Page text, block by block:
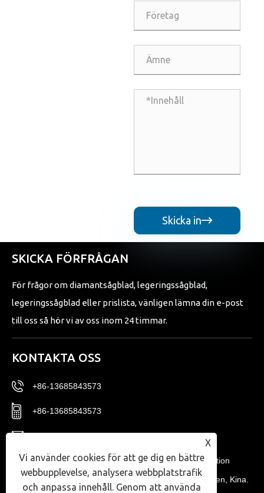
Skicka in
SKICKA FÖRFRÅGAN
För frågor om diamantsågblad, legeringssågblad,
legeringssågblad eller prislista, vänligen lämna din e-post
till oss så hör vi av oss inom 24 timmar.
KONTAKTA OSS
+86-13685843573
+86-13685843573
Sales02@nbtg-tools.com
Nr 20, East District, Ningbo New Materials Innovation
Center, Ningbo High-tech Zone, Zhejiang-provinsen, Kina.
X
Vi använder cookies för att ge dig en bättre
webbupplevelse, analysera webbplatstrafik
och anpassa innehåll. Genom att använda